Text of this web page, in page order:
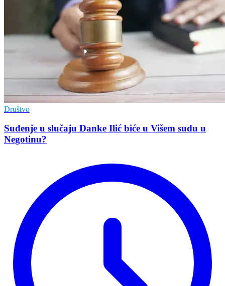
Društvo
Suđenje u slučaju Danke Ilić biće u Višem sudu u
Negotinu?